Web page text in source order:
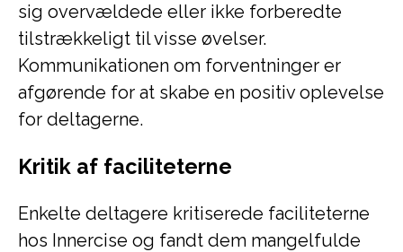
sig overvældede eller ikke forberedte
tilstrækkeligt til visse øvelser.
Kommunikationen om forventninger er
afgørende for at skabe en positiv oplevelse
for deltagerne.
Kritik af faciliteterne
Enkelte deltagere kritiserede faciliteterne
hos Innercise og fandt dem mangelfulde